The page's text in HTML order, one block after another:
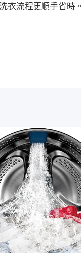
衣流程更順手省時。